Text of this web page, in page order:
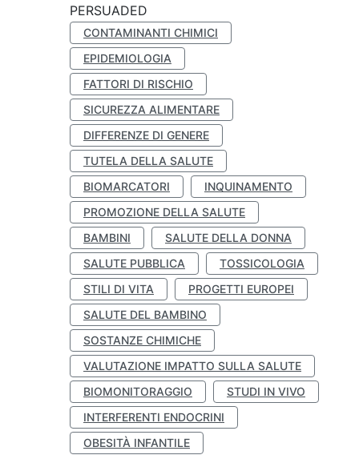
PERSUADED
CONTAMINANTI CHIMICI
EPIDEMIOLOGIA
FATTORI DI RISCHIO
SICUREZZA ALIMENTARE
DIFFERENZE DI GENERE
TUTELA DELLA SALUTE
BIOMARCATORI
INQUINAMENTO
PROMOZIONE DELLA SALUTE
BAMBINI
SALUTE DELLA DONNA
SALUTE PUBBLICA
TOSSICOLOGIA
STILI DI VITA
PROGETTI EUROPEI
SALUTE DEL BAMBINO
SOSTANZE CHIMICHE
VALUTAZIONE IMPATTO SULLA SALUTE
BIOMONITORAGGIO
STUDI IN VIVO
INTERFERENTI ENDOCRINI
OBESITÀ INFANTILE